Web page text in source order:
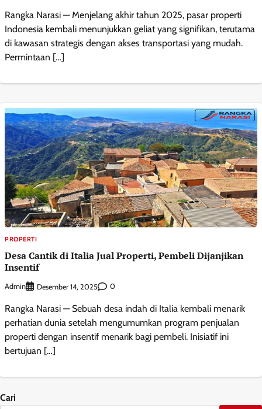
Rangka Narasi — Menjelang akhir tahun 2025, pasar properti
Indonesia kembali menunjukkan geliat yang signifikan, terutama
di kawasan strategis dengan akses transportasi yang mudah.
Permintaan […]
PROPERTI
Desa Cantik di Italia Jual Properti, Pembeli Dijanjikan
Insentif
Admin Desember 14, 2025 0
Rangka Narasi — Sebuah desa indah di Italia kembali menarik
perhatian dunia setelah mengumumkan program penjualan
properti dengan insentif menarik bagi pembeli. Inisiatif ini
bertujuan […]
Cari